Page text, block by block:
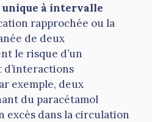
à intervalle
rapprochée ou la
de deux
le risque d’un
d’interactions
exemple, deux
du paracétamol
excès dans la circulation